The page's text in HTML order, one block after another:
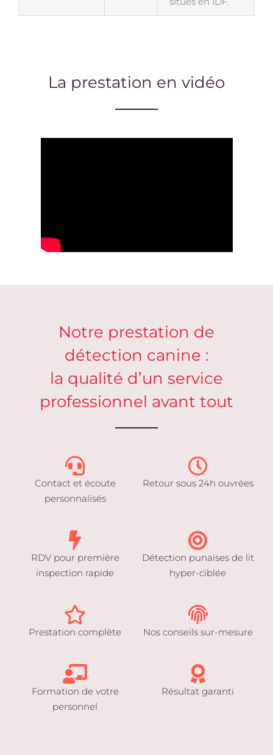
La prestation en vidéo
Notre prestation de
détection canine :
la qualité d’un service
professionnel avant tout
Contact et écoute
personnalisés
Retour sous 24h ouvrées
RDV pour première
inspection rapide
Détection punaises de lit
hyper-ciblée
Prestation complète Nos conseils sur-mesure
Formation de votre
personnel
Résultat garanti